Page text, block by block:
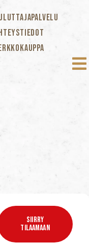
Siirry
TILAAMAAN